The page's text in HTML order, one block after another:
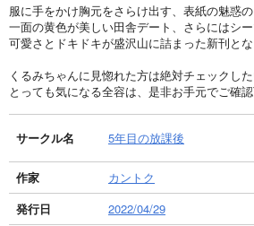
服に手をかけ胸元をさらけ出す、表紙の魅惑の
一面の黄色が美しい田舎デート、さらにはシー
可愛さとドキドキが盛沢山に詰まった新刊とな
くるみちゃんに見惚れた方は絶対チェックした
とっても気になる全容は、是非お手元でご確認
サークル名 5年目の放課後
作家
カントク
発行日
2022/04/29